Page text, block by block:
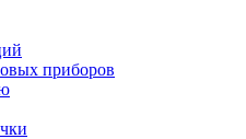
приборов